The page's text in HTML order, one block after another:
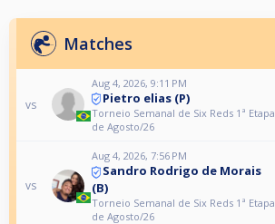
Matches
vs
Aug 4, 2026, 9:11 PM
Pietro elias (P)
Torneio Semanal de Six Reds 1ª Etapa
de Agosto/26
vs
Aug 4, 2026, 7:56 PM
Sandro Rodrigo de Morais
(B)
Torneio Semanal de Six Reds 1ª Etapa
de Agosto/26